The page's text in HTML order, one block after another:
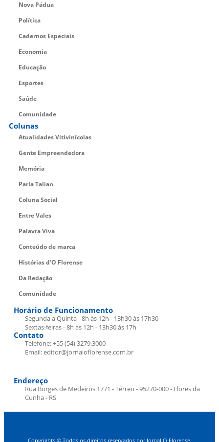
Nova Pádua
Política
Cadernos Especiais
Economia
Educação
Esportes
Saúde
Comunidade
Colunas
Atualidades Vitivinícolas
Gente Empreendedora
Memória
Parla Talian
Coluna Social
Entre Vales
Palavra Viva
Conteúdo de marca
Histórias d’O Florense
Da Redação
Comunidade
Horário de Funcionamento
Segunda a Quinta - 8h às 12h - 13h30 às 17h30
Sextas-feiras - 8h às 12h - 13h30 às 17h
Contato
Telefone: +55 (54) 3279.3000
Email: editor@jornaloflorense.com.br
Endereço
Rua Borges de Medeiros 1771 - Térreo - 95270-000 - Flores da
Cunha - RS
Copyrights © Todos os direitos reservados por Jornal O Florense.